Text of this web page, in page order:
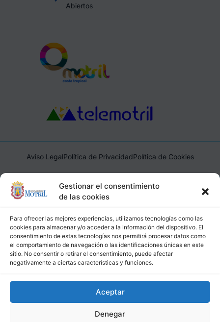
Gestionar el consentimiento
de las cookies
Para ofrecer las mejores experiencias, utilizamos tecnologías como las
cookies para almacenar y/o acceder a la información del dispositivo. El
consentimiento de estas tecnologías nos permitirá procesar datos como
el comportamiento de navegación o las identificaciones únicas en este
sitio. No consentir o retirar el consentimiento, puede afectar
negativamente a ciertas características y funciones.
Aceptar
Denegar
Abiertos
Aviso LegalPolítica de PrivacidadPolítica de Cookies
Ayuntamiento de Motril, Plaza de España, 1, 18600, Motril,
(Granada), CIF: P1814200J, DIR3: L01181400